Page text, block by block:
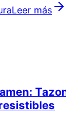
Leer más